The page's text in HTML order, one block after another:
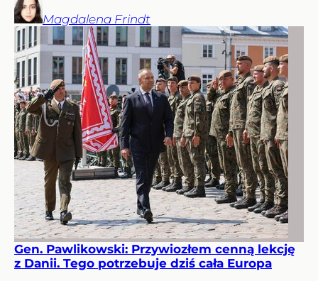
Magdalena Frindt
Gen. Pawlikowski: Przywiozłem cenną lekcję
z Danii. Tego potrzebuje dziś cała Europa